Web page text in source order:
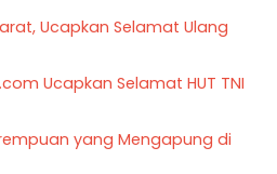
Ucapkan Selamat Ulang
Ucapkan Selamat HUT TNI
yang Mengapung di